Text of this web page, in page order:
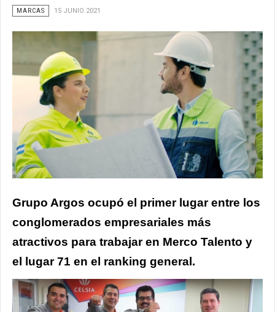
MARCAS 15 JUNIO 2021
Grupo Argos ocupó el primer lugar entre los
conglomerados empresariales más
atractivos para trabajar en Merco Talento y
el lugar 71 en el ranking general.